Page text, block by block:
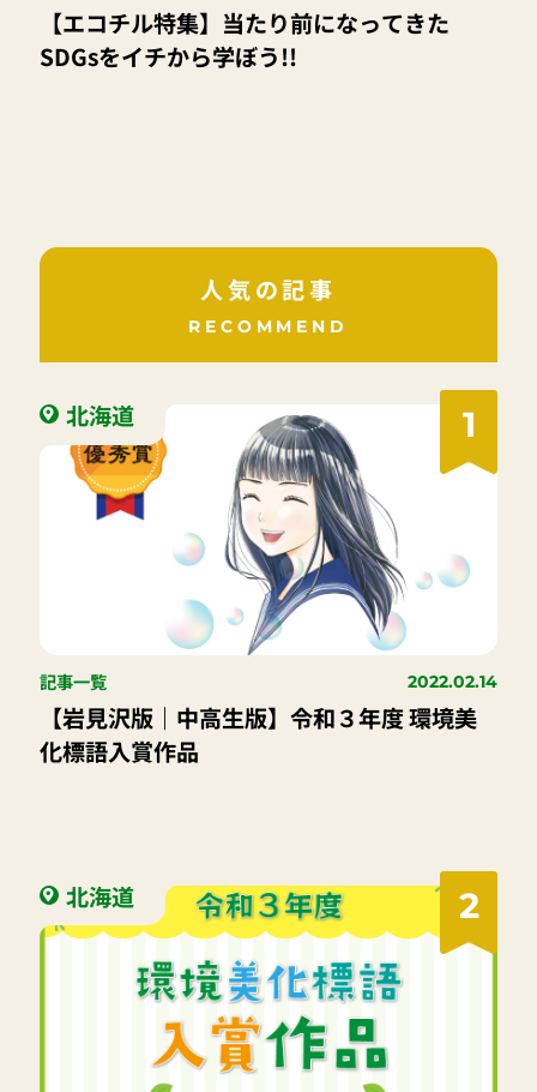
【エコチル特集】当たり前になってきた
SDGsをイチから学ぼう!!
人気の記事
RECOMMEND
1
北海道
記事一覧 2022.02.14
【岩見沢版｜中高生版】令和３年度 環境美
化標語入賞作品
2
北海道